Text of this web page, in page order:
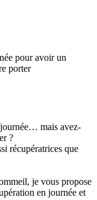
pour avoir un
porter
journée… mais avez-
?
récupératrices que
je vous propose
en journée et